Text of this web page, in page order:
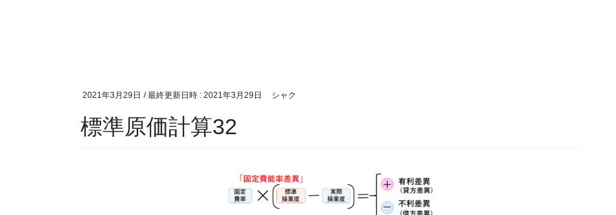
2021年3月29日 / 最終更新日時 : 2021年3月29日 シャク
標準原価計算32